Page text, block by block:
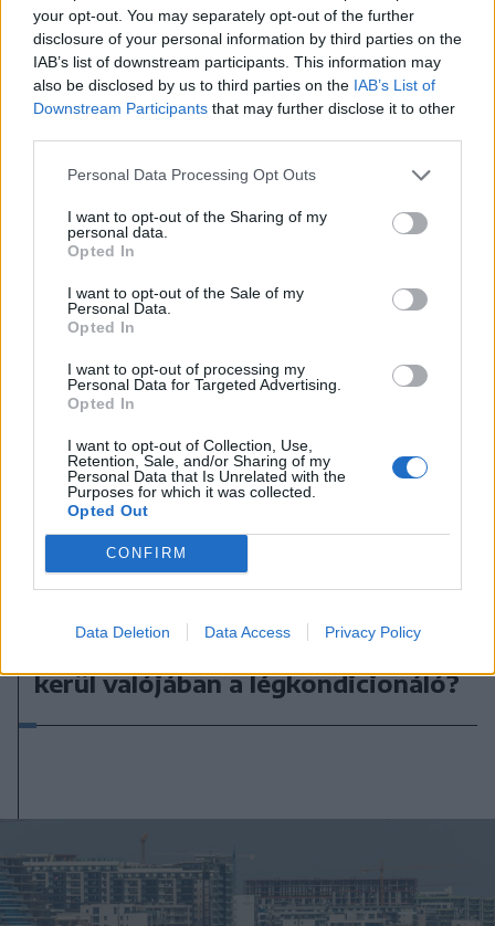
your opt-out. You may separately opt-out of the further
disclosure of your personal information by third parties on the
IAB’s list of downstream participants. This information may
also be disclosed by us to third parties on the IAB’s List of
Downstream Participants that may further disclose it to other
Personal Data Processing Opt Outs
I want to opt-out of the Sharing of my
personal data.
Opted In
I want to opt-out of the Sale of my
Personal Data.
Opted In
I want to opt-out of processing my
Personal Data for Targeted Advertising.
Opted In
I want to opt-out of Collection, Use,
Retention, Sale, and/or Sharing of my
Personal Data that Is Unrelated with the
Purposes for which it was collected.
Opted Out
CONFIRM
Data Deletion Data Access Privacy Policy
A rovat további cikkei
kerül valójában a légkondicionáló?